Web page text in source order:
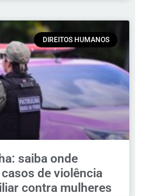
DIREITOS HUMANOS
saiba onde
de violência
contra mulheres